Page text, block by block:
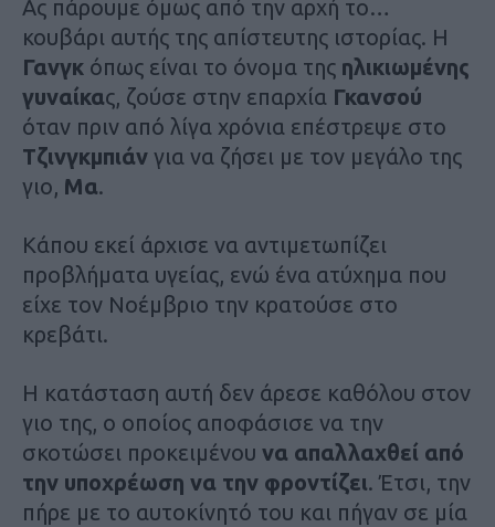
Ας πάρουμε όμως από την αρχή το…
κουβάρι αυτής της απίστευτης ιστορίας. Η
Γανγκ όπως είναι το όνομα της ηλικιωμένης
γυναίκας, ζούσε στην επαρχία Γκανσού
όταν πριν από λίγα χρόνια επέστρεψε στο
Τζινγκμπιάν για να ζήσει με τον μεγάλο της
γιο, Μα.
Κάπου εκεί άρχισε να αντιμετωπίζει
προβλήματα υγείας, ενώ ένα ατύχημα που
είχε τον Νοέμβριο την κρατούσε στο
κρεβάτι.
Η κατάσταση αυτή δεν άρεσε καθόλου στον
γιο της, ο οποίος αποφάσισε να την
σκοτώσει προκειμένου να απαλλαχθεί από
την υποχρέωση να την φροντίζει. Έτσι, την
πήρε με το αυτοκίνητό του και πήγαν σε μία